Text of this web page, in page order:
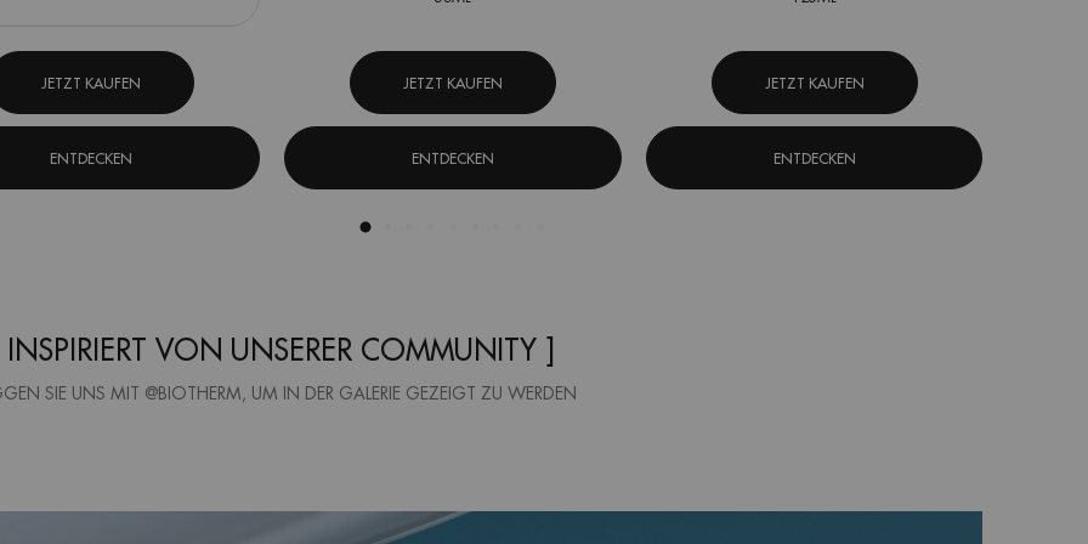
JETZT KAUFEN
ENTDECKEN
JETZT KAUFEN
ENTDECKEN
JETZT KAUFEN
ENTDECKEN
VON UNSERER COMMUNITY ]
SIE UNS MIT @BIOTHERM, UM IN DER GALERIE GEZEIGT ZU WERDEN